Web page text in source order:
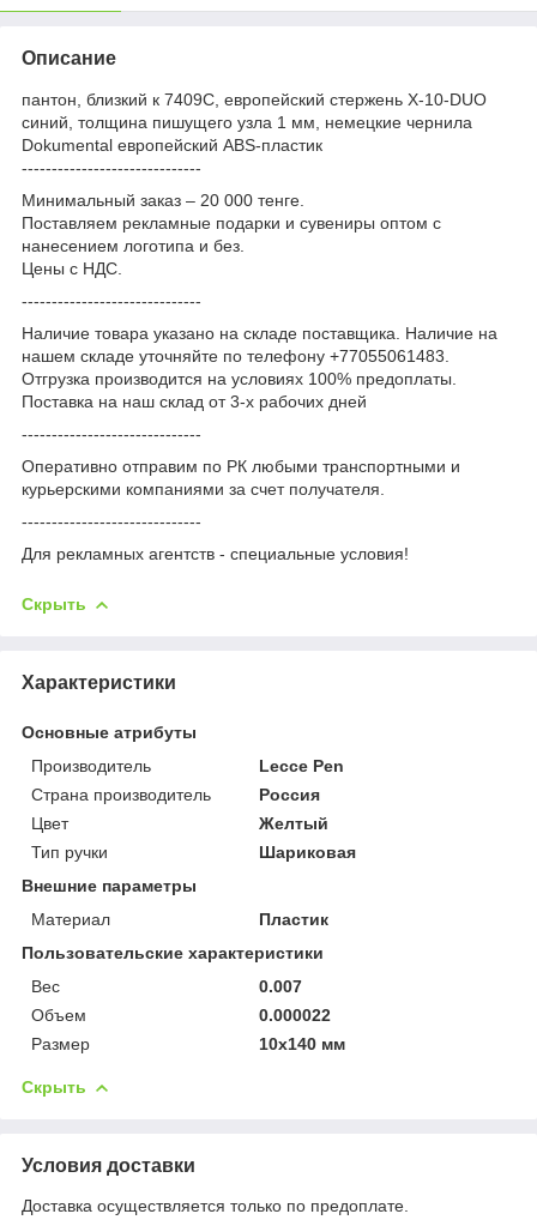
Описание
пантон, близкий к 7409C, европейский стержень X-10-DUO
синий, толщина пишущего узла 1 мм, немецкие чернила
Dokumental европейский ABS-пластик
------------------------------
Минимальный заказ – 20 000 тенге.
Поставляем рекламные подарки и сувениры оптом с
нанесением логотипа и без.
Цены с НДС.
------------------------------
Наличие товара указано на складе поставщика. Наличие на
нашем складе уточняйте по телефону +77055061483.
Отгрузка производится на условиях 100% предоплаты.
Поставка на наш склад от 3-x рабочих дней
------------------------------
Оперативно отправим по РК любыми транспортными и
курьерскими компаниями за счет получателя.
------------------------------
Для рекламных агентств - специальные условия!
Скрыть
Характеристики
Основные атрибуты
Производитель
Lecce Pen
Страна производитель
Россия
Цвет
Желтый
Тип ручки
Шариковая
Внешние параметры
Материал
Пластик
Пользовательские характеристики
Вес
0.007
Объем
0.000022
Размер
10х140 мм
Скрыть
Условия доставки
Доставка осуществляется только по предоплате.